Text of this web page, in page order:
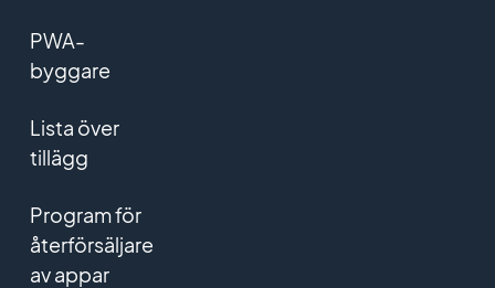
PWA-
byggare
Lista över
tillägg
Program för
återförsäljare
av appar